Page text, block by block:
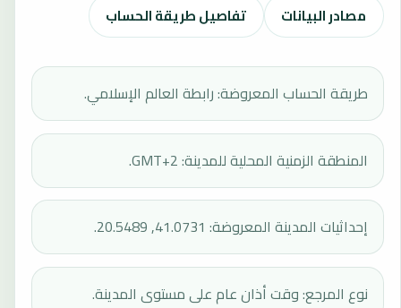
مصادر البيانات تفاصيل طريقة الحساب
طريقة الحساب المعروضة: رابطة العالم الإسلامي.
المنطقة الزمنية المحلية للمدينة: GMT+2.
إحداثيات المدينة المعروضة: 41.0731, 20.5489.
نوع المرجع: وقت أذان عام على مستوى المدينة.